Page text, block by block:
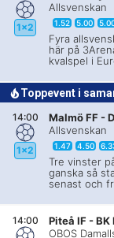
1x2
Allsvenskan
1.52 5.00
Fyra
här på
kvalspel i
Toppevent i
14:00
1x2
Malmö FF -
Allsvenskan
1.47 4.50
Tre vinster
ganska så
senast och
14:00 Piteå IF -BK
OBOS